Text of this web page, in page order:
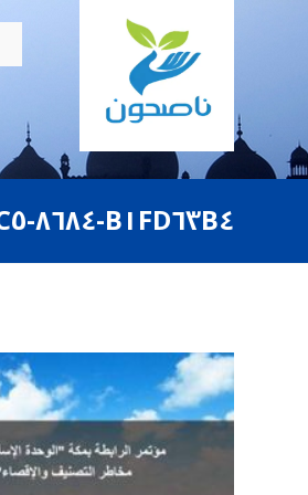
B١FD٦٣B٤-٨٦٨٤-٤٣C٥-٩٦CC-٨٢BFED٠٦٠٦B٩